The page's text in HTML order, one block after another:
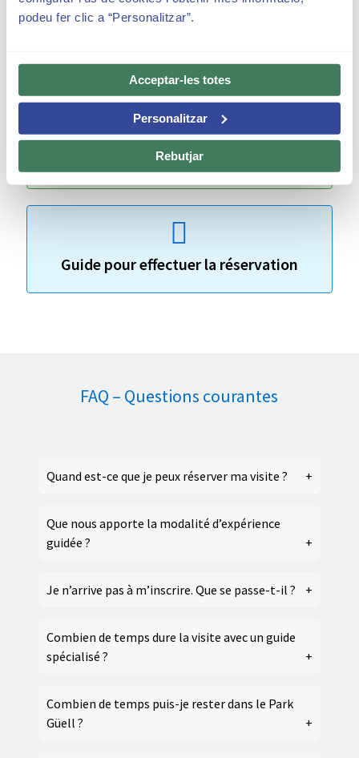
podeu fer clic a “Personalitzar”.
Acceptar-les totes
Personalitzar
Rebutjar
Pour obtenir de plus amples renseignements, veuillez
Recommandations et règlement de la
visite
Guide pour effectuer la réservation
FAQ – Questions courantes
Quand est-ce que je peux réserver ma visite ?
Que nous apporte la modalité d’expérience
guidée ?
Je n’arrive pas à m’inscrire. Que se passe-t-il ?
Combien de temps dure la visite avec un guide
spécialisé ?
Combien de temps puis-je rester dans le Park
Güell ?